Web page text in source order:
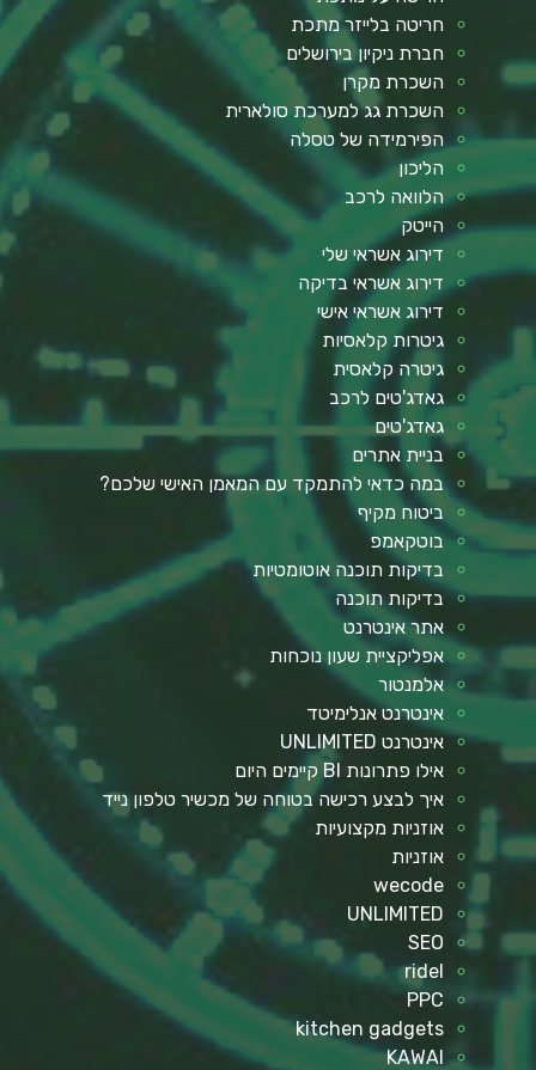
חריטה בלייזר מתכת
חברת ניקיון בירושלים
השכרת מקרן
השכרת גג למערכת סולארית
הפירמידה של טסלה
הליכון
הלוואה לרכב
הייטק
דירוג אשראי שלי
דירוג אשראי בדיקה
דירוג אשראי אישי
גיטרות קלאסיות
גיטרה קלאסית
גאדג'טים לרכב
גאדג'טים
בניית אתרים
במה כדאי להתמקד עם המאמן האישי שלכם?
ביטוח מקיף
בוטקאמפ
בדיקות תוכנה אוטומטיות
בדיקות תוכנה
אתר אינטרנט
אפליקציית שעון נוכחות
אלמנטור
אינטרנט אנלימיטד
אינטרנט UNLIMITED
אילו פתרונות BI קיימים היום
איך לבצע רכישה בטוחה של מכשיר טלפון נייד
אוזניות מקצועיות
אוזניות
wecode
UNLIMITED
SEO
ridel
PPC
kitchen gadgets
KAWAI